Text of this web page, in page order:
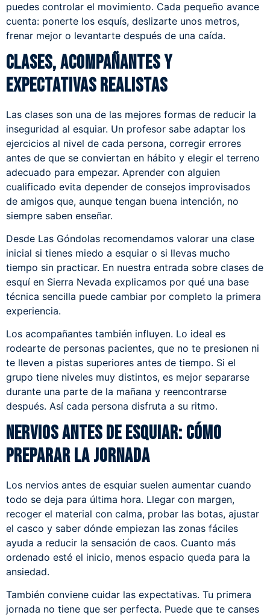
puedes controlar el movimiento. Cada pequeño avance
cuenta: ponerte los esquís, deslizarte unos metros,
frenar mejor o levantarte después de una caída.
Clases, acompañantes y
expectativas realistas
Las clases son una de las mejores formas de reducir la
inseguridad al esquiar. Un profesor sabe adaptar los
ejercicios al nivel de cada persona, corregir errores
antes de que se conviertan en hábito y elegir el terreno
adecuado para empezar. Aprender con alguien
cualificado evita depender de consejos improvisados
de amigos que, aunque tengan buena intención, no
siempre saben enseñar.
Desde Las Góndolas recomendamos valorar una clase
inicial si tienes miedo a esquiar o si llevas mucho
tiempo sin practicar. En nuestra entrada sobre clases de
esquí en Sierra Nevada explicamos por qué una base
técnica sencilla puede cambiar por completo la primera
experiencia.
Los acompañantes también influyen. Lo ideal es
rodearte de personas pacientes, que no te presionen ni
te lleven a pistas superiores antes de tiempo. Si el
grupo tiene niveles muy distintos, es mejor separarse
durante una parte de la mañana y reencontrarse
después. Así cada persona disfruta a su ritmo.
Nervios antes de esquiar: cómo
preparar la jornada
Los nervios antes de esquiar suelen aumentar cuando
todo se deja para última hora. Llegar con margen,
recoger el material con calma, probar las botas, ajustar
el casco y saber dónde empiezan las zonas fáciles
ayuda a reducir la sensación de caos. Cuanto más
ordenado esté el inicio, menos espacio queda para la
ansiedad.
También conviene cuidar las expectativas. Tu primera
jornada no tiene que ser perfecta. Puede que te canses